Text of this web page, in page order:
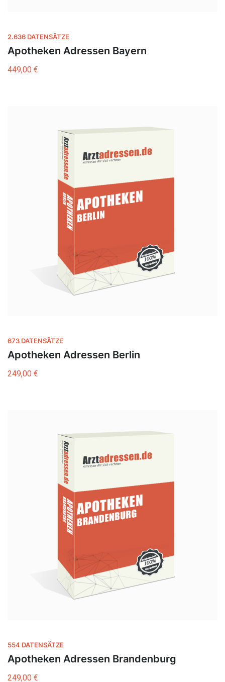
2.636 DATENSÄTZE
Apotheken Adressen Bayern
449,00€
673 DATENSÄTZE
Apotheken Adressen Berlin
249,00€
554 DATENSÄTZE
Apotheken Adressen Brandenburg
249,00€